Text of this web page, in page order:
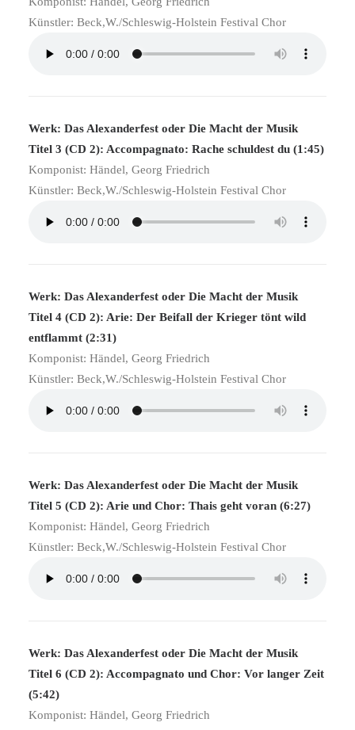
Künstler: Beck,W./Schleswig-Holstein Festival Chor
Werk: Das Alexanderfest oder Die Macht der Musik
Titel 3 (CD 2): Accompagnato: Rache schuldest du (1:45)
Komponist: Händel, Georg Friedrich
Künstler: Beck,W./Schleswig-Holstein Festival Chor
Werk: Das Alexanderfest oder Die Macht der Musik
Titel 4 (CD 2): Arie: Der Beifall der Krieger tönt wild
entflammt (2:31)
Komponist: Händel, Georg Friedrich
Künstler: Beck,W./Schleswig-Holstein Festival Chor
Werk: Das Alexanderfest oder Die Macht der Musik
Titel 5 (CD 2): Arie und Chor: Thais geht voran (6:27)
Komponist: Händel, Georg Friedrich
Künstler: Beck,W./Schleswig-Holstein Festival Chor
Werk: Das Alexanderfest oder Die Macht der Musik
Titel 6 (CD 2): Accompagnato und Chor: Vor langer Zeit
(5:42)
Komponist: Händel, Georg Friedrich